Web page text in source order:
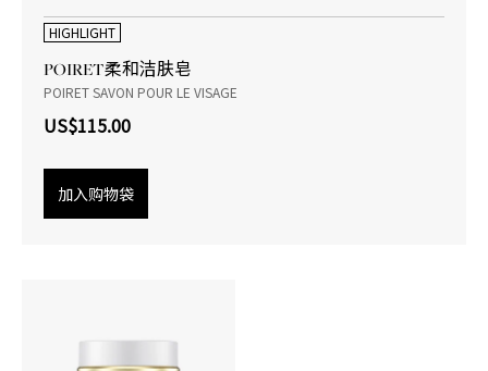
HIGHLIGHT
POIRET柔和洁肤皂
POIRET SAVON POUR LE VISAGE
US$115.00
加入购物袋